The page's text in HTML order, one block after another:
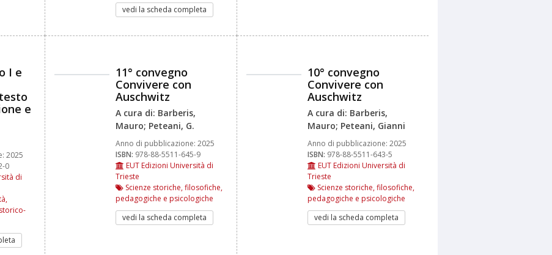
vedi la scheda completa
I e
e
2025
0
di
11° convegno
Convivere con
Auschwitz
A cura di: Barberis,
Mauro; Peteani, G.
Anno di pubblicazione: 2025
ISBN: 978-88-5511-645-9
EUT Edizioni Università di
Trieste
Scienze storiche, filosofiche,
pedagogiche e psicologiche
vedi la scheda completa
10° convegno
Convivere con
Auschwitz
A cura di: Barberis,
Mauro; Peteani, Gianni
Anno di pubblicazione: 2025
ISBN: 978-88-5511-643-5
EUT Edizioni Università di
Trieste
Scienze storiche, filosofiche,
pedagogiche e psicologiche
vedi la scheda completa